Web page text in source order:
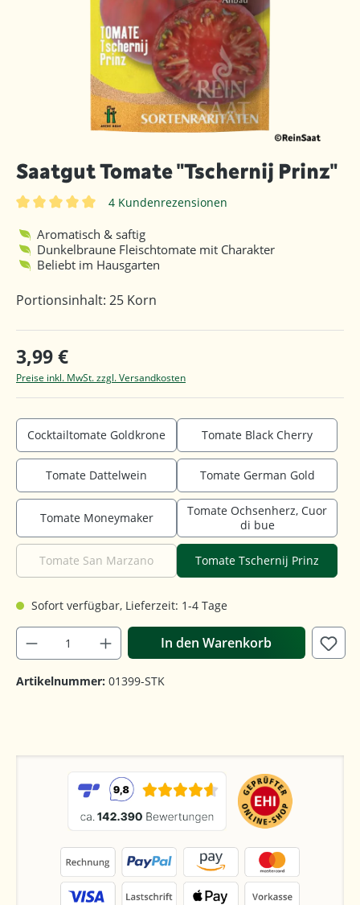
Saatgut Tomate "Tschernij Prinz"
4 Kundenrezensionen
Aromatisch & saftig
Dunkelbraune Fleischtomate mit Charakter
Beliebt im Hausgarten
Portionsinhalt: 25 Korn
3,99 €
Preise inkl. MwSt. zzgl. Versandkosten
Cocktailtomate Goldkrone Tomate Black Cherry
Tomate Dattelwein Tomate German Gold
Tomate Moneymaker
Tomate Ochsenherz, Cuor
di bue
Tomate San Marzano Tomate Tschernij Prinz
Sofort verfügbar, Lieferzeit: 1-4 Tage
In den Warenkorb
Artikelnummer: 01399-STK